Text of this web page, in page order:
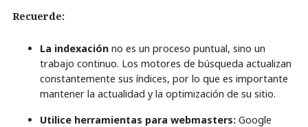
Recuerde:
La indexación no es un proceso puntual, sino un
trabajo continuo. Los motores de búsqueda actualizan
constantemente sus índices, por lo que es importante
mantener la actualidad y la optimización de su sitio.
Utilice herramientas para webmasters: Google